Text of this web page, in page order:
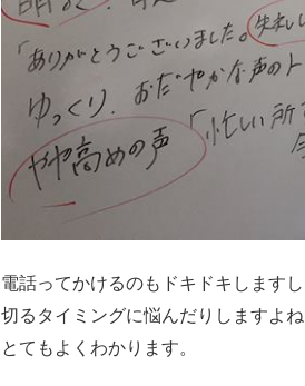
電話ってかけるのもドキドキしますし
切るタイミングに悩んだりしますよね
とてもよくわかります。